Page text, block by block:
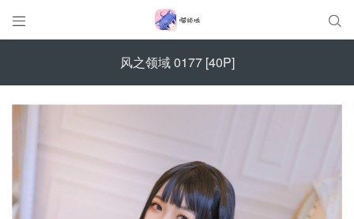
 
风之领域 0177 [40P]